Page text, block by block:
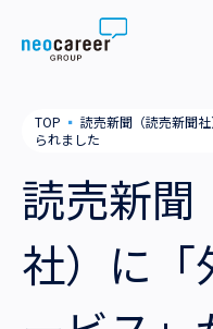
Skip to content
neocareer について
私たちの考え方
就労支援
会社概要
TOP ▪ 読売新聞（読売新聞
られました
読売新聞
社）に「